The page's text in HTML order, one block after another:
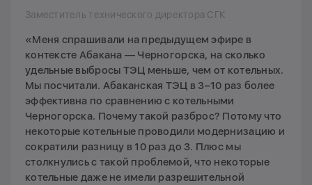
Заместитель технического директора СГК
«Меня спрашивали на предыдущем эфире в
контексте Абакана — Черногорска, на сколько
удельные выбросы ТЭЦ меньше, чем от котельных.
Мы посчитали. Абаканская ТЭЦ в 3–10 раз более
эффективна по сравнению с котельными
Черногорска. Почему такой разброс? Потому что
некоторые котельные проводили модернизацию и
сократили разницу в 10 раз до 3. Плюс мы
столкнулись с такой проблемой, что некоторые
котельные даже не имели разрешительной